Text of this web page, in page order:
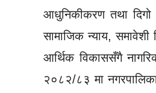
आधुनिकीकरण तथा दिगो
सामाजिक न्याय,
आर्थिक विकाससँगै
२०८२/८३ मा